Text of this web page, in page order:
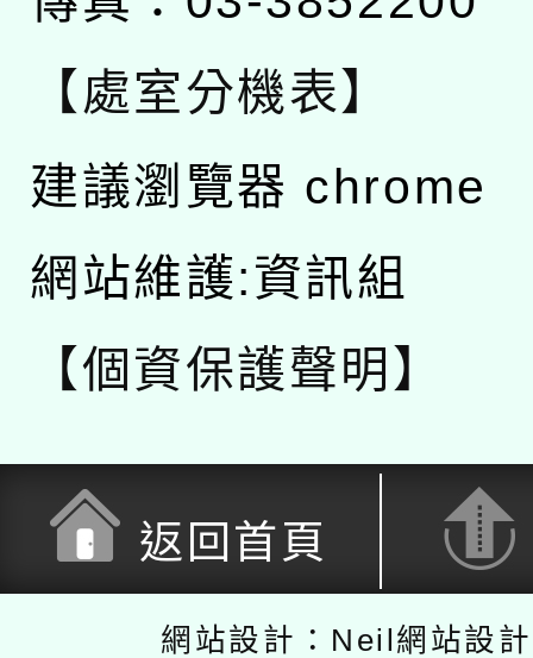
【處室分機表】
建議瀏覽器 chrome
網站維護:資訊組
【個資保護聲明】
返回首頁
網站設計：Neil網站設